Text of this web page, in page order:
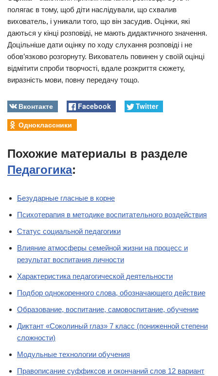
полягає в тому, щоб діти наслідували, що схвалив
вихователь, і уникали того, що він засудив. Оцінки, які
даються у кінці розповіді, не мають дидактичного значення.
Доцільніше дати оцінку по ходу слухання розповіді і не
обов’язково розгорнуту. Вихователь повинен у своїй оцінці
відмітити спроби творчості, вдале розкриття сюжету,
виразність мови, повну передачу тощо.
Вконтакте Facebook
Twitter
Одноклассники
Похожие материалы в разделе
Педагогика:
Безударные гласные в корне
Психотерапия в методике воспитательного воздействия
Статус социальной педагогики
Влияние атмосферы семейной жизни на процесс и
результат воспитания личности
Характеристика педагогической деятельности
Подбор однокоренного слова, обозначающего действие
Образование, воспитание, самовоспитание, обучение
Диктант «Соколиный глаз» 7 класс (пониженной степени
сложности)
Модульные технологии обучения
Правописание суффиксов и окончаний слов 12 вариант